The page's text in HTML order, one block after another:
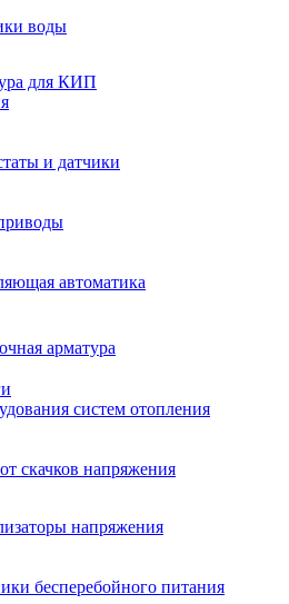
воды
для КИП
и датчики
автоматика
арматура
систем отопления
скачков напряжения
напряжения
бесперебойного питания